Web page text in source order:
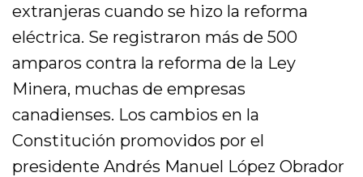
extranjeras cuando se hizo la reforma
eléctrica. Se registraron más de 500
amparos contra la reforma de la Ley
Minera, muchas de empresas
canadienses. Los cambios en la
Constitución promovidos por el
presidente Andrés Manuel López Obrador